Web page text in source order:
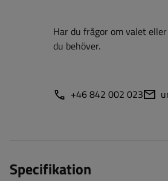
Har du frågor om valet
du behöver.
+46 842 002 023
Specifikation